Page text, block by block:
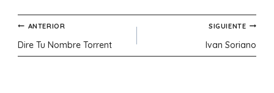
Navegación
de
ANTERIOR
Dire Tu Nombre Torrent
SIGUIENTE
Ivan Soriano